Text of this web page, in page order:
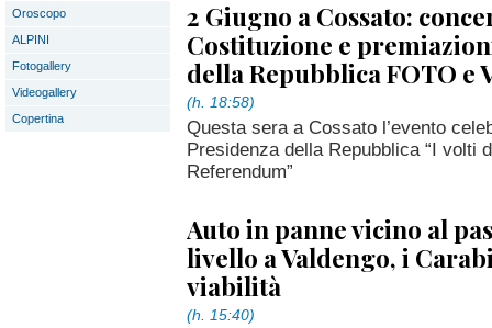
Oroscopo
ALPINI
Fotogallery
Videogallery
Copertina
2 Giugno a Cossato:
Costituzione e
della Repubblica FOTO e
(h. 18:58)
Questa sera a Cossato l’evento
Presidenza della Repubblica “I volti
Referendum”
Auto in panne vicino al
livello a Valdengo, i
viabilità
(h. 15:40)